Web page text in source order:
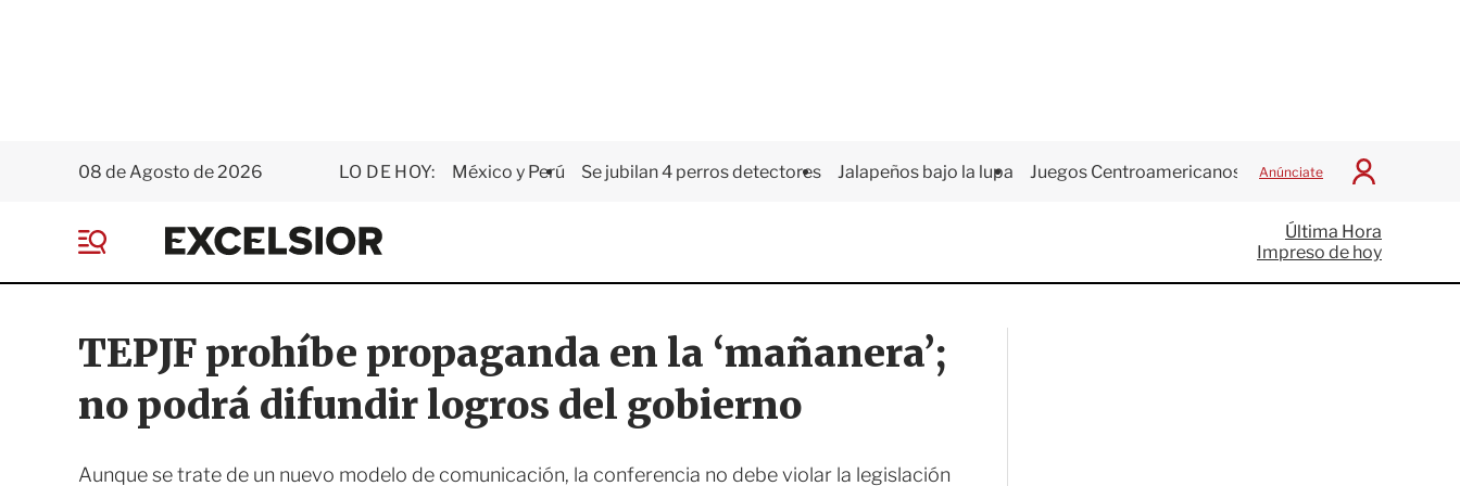
08 de Agosto de 2026 LO DE HOY: México y Perú Se jubilan 4 perros detectores Jalapeños bajo la lupa Juegos Centroamericanos Anúnciate
I
c
i
a
E
x
e
i
o
r
e
Última Hora
Impreso de hoy
TEPJF prohíbe propaganda en la ‘mañanera’;
no podrá difundir logros del gobierno
Aunque se trate de un nuevo modelo de comunicación, la conferencia no debe violar la legislación